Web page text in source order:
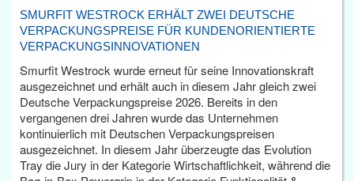
SMURFIT WESTROCK ERHÄLT ZWEI DEUTSCHE
VERPACKUNGSPREISE FÜR KUNDENORIENTIERTE
VERPACKUNGSINNOVATIONEN
Smurfit Westrock wurde erneut für seine Innovationskraft
ausgezeichnet und erhält auch in diesem Jahr gleich zwei
Deutsche Verpackungspreise 2026. Bereits in den
vergangenen drei Jahren wurde das Unternehmen
kontinuierlich mit Deutschen Verpackungspreisen
ausgezeichnet. In diesem Jahr überzeugte das Evolution
Tray die Jury in der Kategorie Wirtschaftlichkeit, während die